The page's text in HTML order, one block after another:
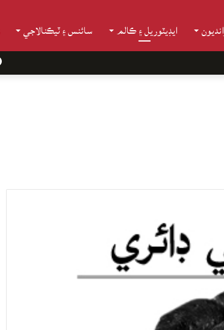
ايڊيٽوريل ۽ ڪالم سائنس ۽ ٽيڪنالاجي